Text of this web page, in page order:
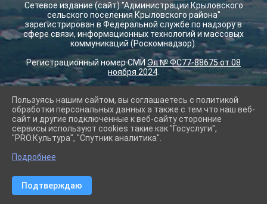
Сетевое издание (сайт) "Администрации Крыловского
сельского поселения Крыловского района"
зарегистрирован в Федеральной службе по надзору в
сфере связи, информационных технологий и массовых
коммуникаций (Роскомнадзор).
Регистрационный номер СМИ Эл № ФС77-88675 от 08
ноября 2024
2026 г. krilovskay.ru
Вход
Карта сайта
Политика обработки персональных данных
Сделано на KubCMS
Пользуясь нашим сайтом, вы соглашаетесь с политикой
обработки персональных данных а также с тем что наш веб-
сайт и другие подключенные к веб-сайту сторонние
сервисы используют cookies такие как "Госуслуги",
"PRO.Культура", "Спутник аналитика".
Подробнее
Подтверждаю